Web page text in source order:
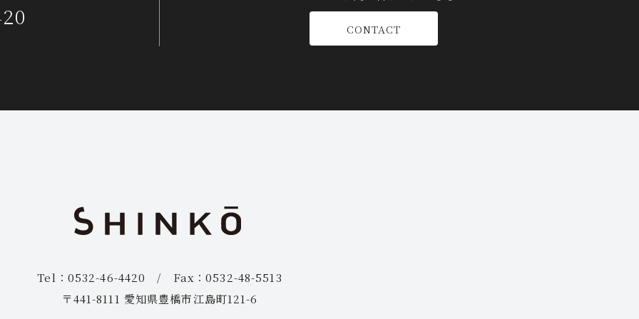
CONTACT
Tel：0532-46-4420 / Fax：0532-48-5513
〒441-8111 愛知県豊橋市江島町121-6